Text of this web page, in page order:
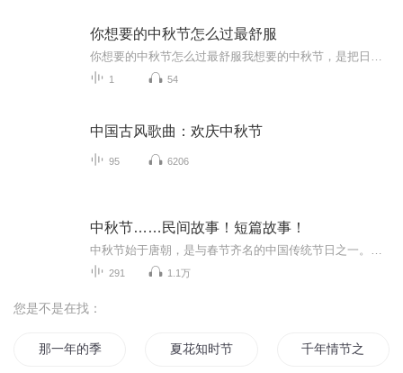
你想要的中秋节怎么过最舒服
1 54
中国古风歌曲：欢庆中秋节
95 6206
中秋节……民间故事！短篇故事！
291 1.1万
您是不是在找：
那一年的季节 夏花知时节 千年情节之三生